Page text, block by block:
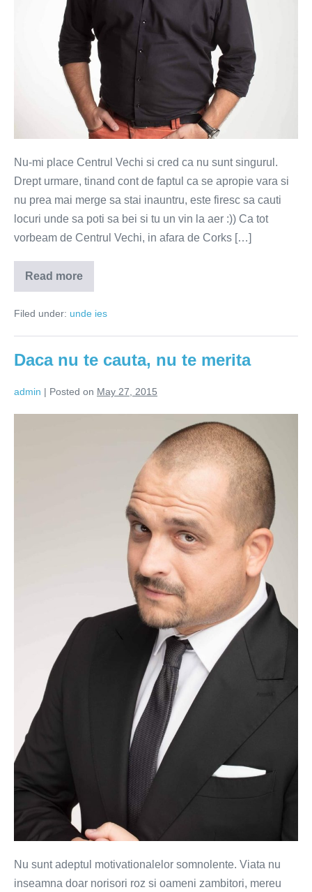
Nu-mi place Centrul Vechi si cred ca nu sunt singurul.
Drept urmare, tinand cont de faptul ca se apropie vara si
nu prea mai merge sa stai inauntru, este firesc sa cauti
locuri unde sa poti sa bei si tu un vin la aer :)) Ca tot
vorbeam de Centrul Vechi, in afara de Corks […]
Read moreHipstereala
cu
goale
Filed under: unde ies
Daca nu te cauta, nu te merita
admin | Posted on May 27, 2015
Nu sunt adeptul motivationalelor somnolente. Viata nu
inseamna doar norisori roz si oameni zambitori, mereu